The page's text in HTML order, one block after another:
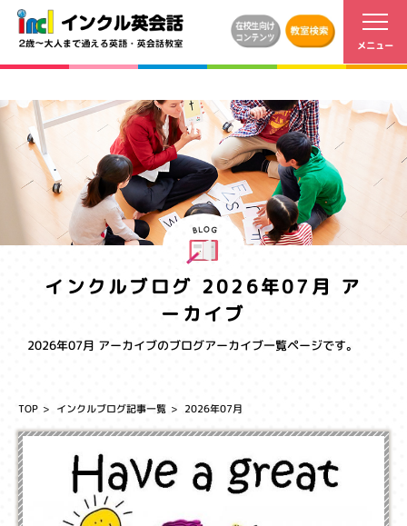
インクルブログ 2026年07月 ア
ーカイブ
2026年07月 アーカイブのブログアーカイブ一覧ページです。
TOP インクルブログ記事一覧 2026年07月